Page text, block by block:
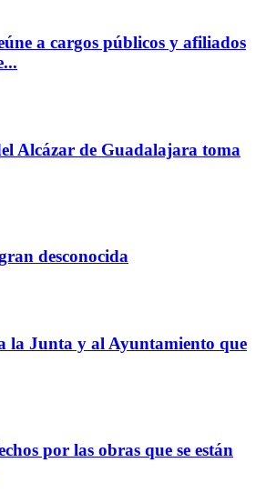
a cargos públicos y afiliados
Alcázar de Guadalajara toma
desconocida
la Junta y al Ayuntamiento que
por las obras que se están